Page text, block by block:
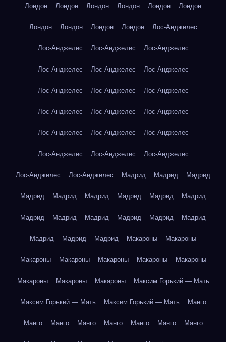
Лондон Лондон Лондон Лондон Лондон Лондон
Лондон Лондон Лондон Лондон Лос-Анджелес
Лос-Анджелес Лос-Анджелес Лос-Анджелес
Лос-Анджелес Лос-Анджелес Лос-Анджелес
Лос-Анджелес Лос-Анджелес Лос-Анджелес
Лос-Анджелес Лос-Анджелес Лос-Анджелес
Лос-Анджелес Лос-Анджелес Лос-Анджелес
Лос-Анджелес Лос-Анджелес Лос-Анджелес
Лос-Анджелес Лос-Анджелес Мадрид Мадрид Мадрид
Мадрид Мадрид Мадрид Мадрид Мадрид Мадрид
Мадрид Мадрид Мадрид Мадрид Мадрид Мадрид
Мадрид Мадрид Мадрид Макароны Макароны
Макароны Макароны Макароны Макароны Макароны
Макароны Макароны Макароны Максим Горький — Мать
Максим Горький — Мать Максим Горький — Мать Манго
Манго Манго Манго Манго Манго Манго Манго